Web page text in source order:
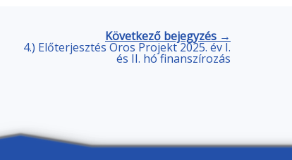
Következő bejegyzés →
4.) Előterjesztés Oros Projekt 2025. év I.
és II. hó finanszírozás